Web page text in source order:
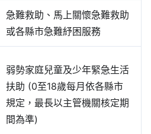
急難救助、馬上關懷急難救助
或各縣市急難紓困服務
弱勢家庭兒童及少年緊急生活
扶助 (0至18歲每月依各縣市
規定，最長以主管機關核定期
間為準)